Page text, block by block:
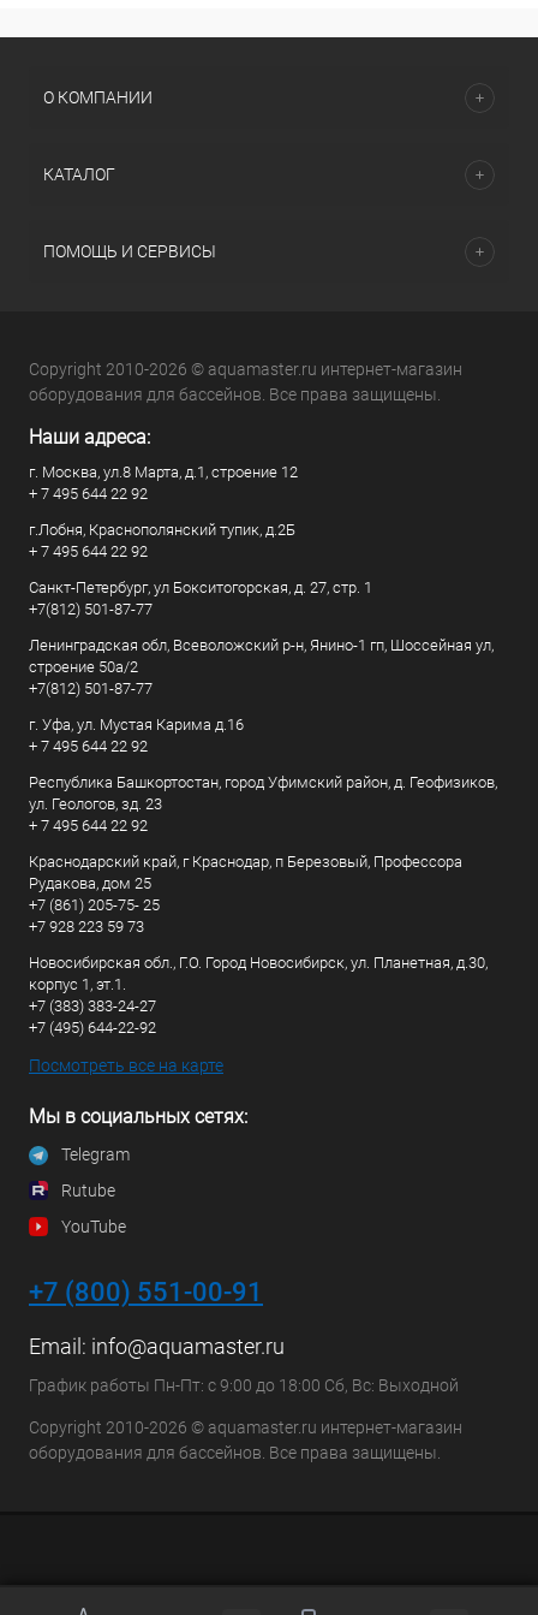
О КОМПАНИИ
КАТАЛОГ
ПОМОЩЬ И СЕРВИСЫ
Copyright 2010-2026 © aquamaster.ru интернет-магазин
оборудования для бассейнов. Все права защищены.
Наши адреса:
г. Москва, ул.8 Марта, д.1, строение 12
+ 7 495 644 22 92
г.Лобня, Краснополянский тупик, д.2Б
+ 7 495 644 22 92
Санкт-Петербург, ул Бокситогорская, д. 27, стр. 1
+7(812) 501-87-77
Ленинградская обл, Всеволожский р-н, Янино-1 гп, Шоссейная ул,
строение 50а/2
+7(812) 501-87-77
г. Уфа, ул. Мустая Карима д.16
+ 7 495 644 22 92
Республика Башкортостан, город Уфимский район, д. Геофизиков,
ул. Геологов, зд. 23
+ 7 495 644 22 92
Краснодарский край, г Краснодар, п Березовый, Профессора
Рудакова, дом 25
+7 (861) 205-75- 25
+7 928 223 59 73
Новосибирская обл., Г.О. Город Новосибирск, ул. Планетная, д.30,
корпус 1, эт.1.
+7 (383) 383-24-27
+7 (495) 644-22-92
Посмотреть все на карте
Мы в социальных сетях:
Telegram
Rutube
YouTube
+7 (800) 551-00-91
Email: info@aquamaster.ru
График работы Пн-Пт: с 9:00 до 18:00 Сб, Вс: Выходной
Copyright 2010-2026 © aquamaster.ru интернет-магазин
оборудования для бассейнов. Все права защищены.